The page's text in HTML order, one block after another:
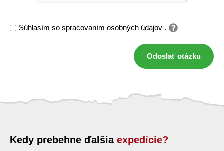
Súhlasím so spracovaním osobných údajov .
Odoslať otázku
Kedy prebehne ďalšia expedície?